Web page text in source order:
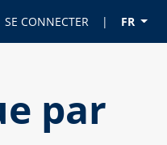
SE CONNECTER | FR
par